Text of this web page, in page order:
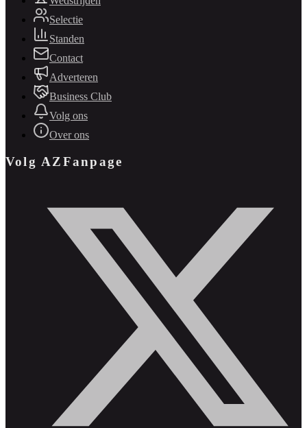
Selectie
Standen
Contact
Adverteren
Business Club
Volg ons
Over ons
Volg AZFanpage